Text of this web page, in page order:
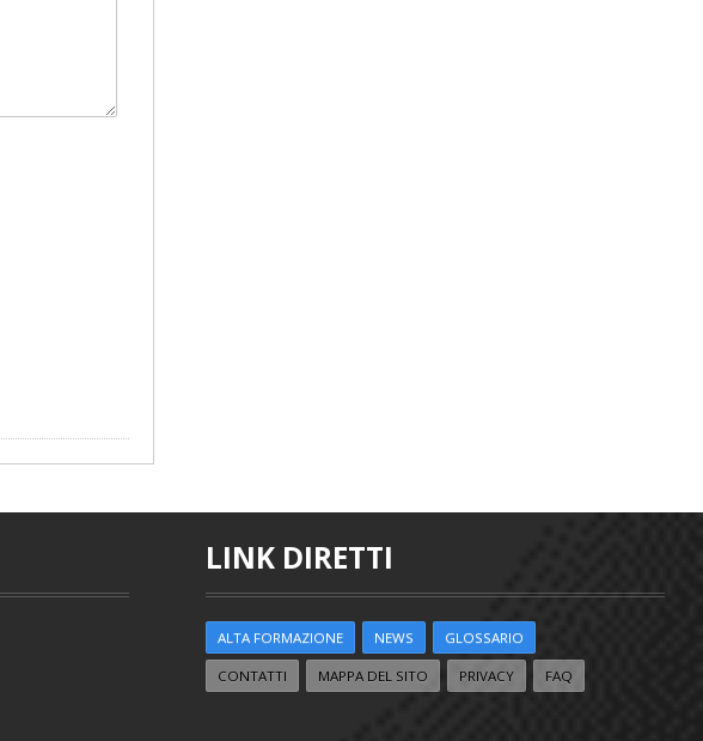
LINK DIRETTI
ALTA FORMAZIONE NEWS GLOSSARIO
CONTATTI MAPPA DEL SITO PRIVACY FAQ